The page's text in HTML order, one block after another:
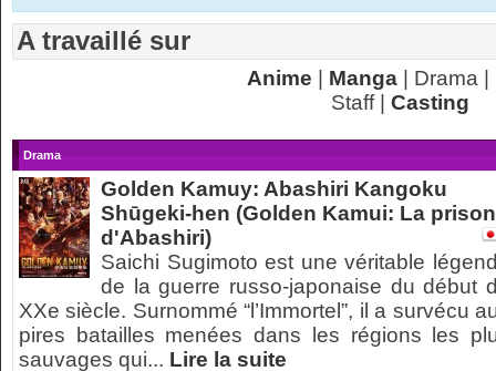
A travaillé sur
Anime Manga| Drama |
Staff | Casting
Drama
Golden Kamuy: Abashiri Kangoku
Shūgeki-hen (Golden Kamui: La prison
d'Abashiri)
Saichi Sugimoto est une véritable
de la guerre russo-japonaise du début
XXe siècle. Surnommé “l’Immortel”, il a survécu
pires batailles menées dans les régions les
sauvages qui... Lire la suite